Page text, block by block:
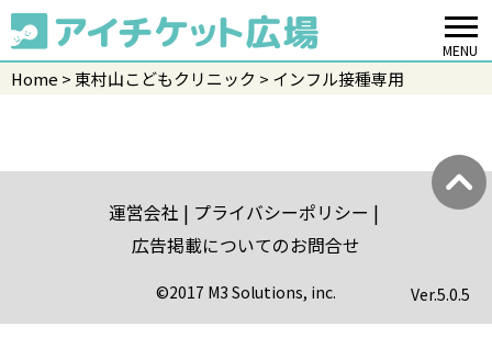
MENU
Home 東村山こどもクリニック インフル接種専用
運営会社
プライバシーポリシー
広告掲載についてのお問合せ
©2017 M3 Solutions, inc. Ver.5.0.5